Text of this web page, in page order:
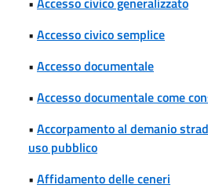
• Accesso civico semplice
• Accesso documentale
• Accesso documentale come
• Accorpamento al demanio
uso pubblico
• Affidamento delle ceneri